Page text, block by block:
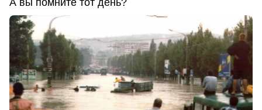
А вы помните тот день?